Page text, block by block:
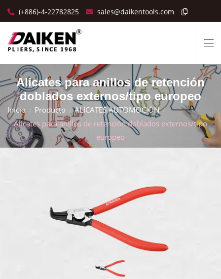
(+886)-4-22782825 sales@daikentools.com
Alicates para anillos de retención
doblados externos/tipo europeo
Inicio Producto
ALICATES AUTOMOCIÓN
Alicates para anillos de retención doblados externos/tipo
europeo